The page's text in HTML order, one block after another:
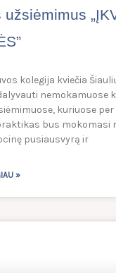
kolegija kviečia
nemokamuose
kuriuose
bus mokomasi
pusiausvyrą ir
»